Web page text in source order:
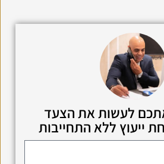
לעשות את הצעד
ייעוץ ללא התחייבות